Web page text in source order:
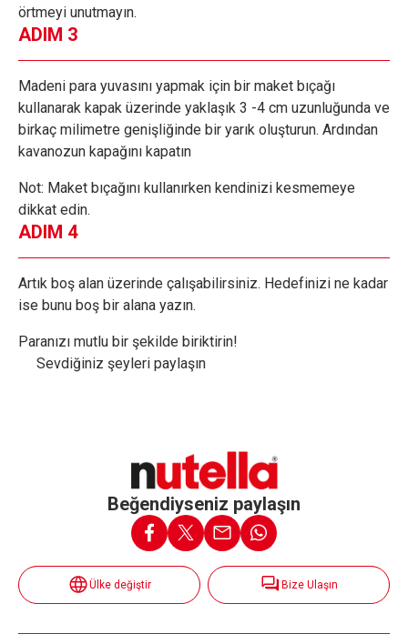
örtmeyi unutmayın.
ADIM 3
Madeni para yuvasını yapmak için bir maket bıçağı
kullanarak kapak üzerinde yaklaşık 3 -4 cm uzunluğunda ve
birkaç milimetre genişliğinde bir yarık oluşturun. Ardından
kavanozun kapağını kapatın
Not: Maket bıçağını kullanırken kendinizi kesmemeye
dikkat edin.
ADIM 4
Artık boş alan üzerinde çalışabilirsiniz. Hedefinizi ne kadar
ise bunu boş bir alana yazın.
Paranızı mutlu bir şekilde biriktirin!
Sevdiğiniz şeyleri paylaşın
Beğendiyseniz paylaşın
Ülke değiştir Bize Ulaşın